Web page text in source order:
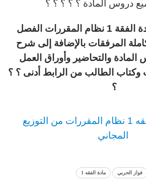
دروس المادة ؟ ؟ ؟ ؟ ؟
للحصول على مادة الفقة 1 نظام المقررات الفصل
المرفقات بالإضافة إلى شرح
والتحاضير وأوراق العمل
وكتاب الطالب من الرابط أدنى ؟ ؟
؟
تحضير مادة الفقه 1 نظام المقررات من التوزيع
المجاني
فواز الحربي مادة الفقه 1